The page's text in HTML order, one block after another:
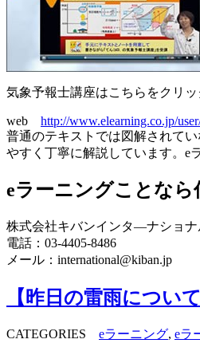
気象予報士講座はこちらをクリッ
web http://www.elearning.co.jp/
普通のテキストでは図解されて
やすく丁寧に解説しています。e
eラーニングことなら
株式会社キバンインタ―ナショ
電話：03-4405-8486
メール：international@kiban.jp
【昨日の雷雨につい
CATEGORIES eラーニング, eラ